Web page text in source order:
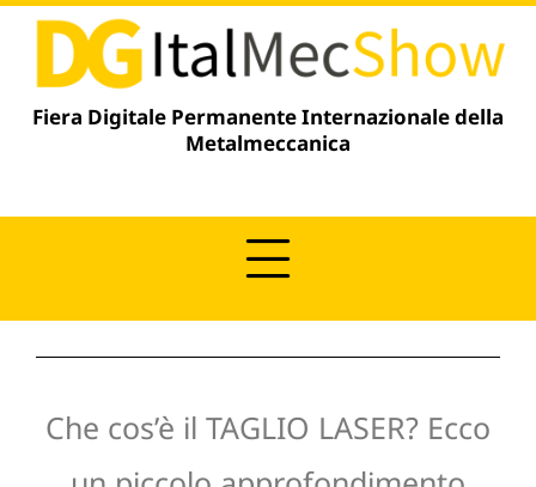
contenuto
Vai
contenuto
Fiera Digitale Permanente Internazionale della
Metalmeccanica
Che cos’è il TAGLIO LASER? Ecco